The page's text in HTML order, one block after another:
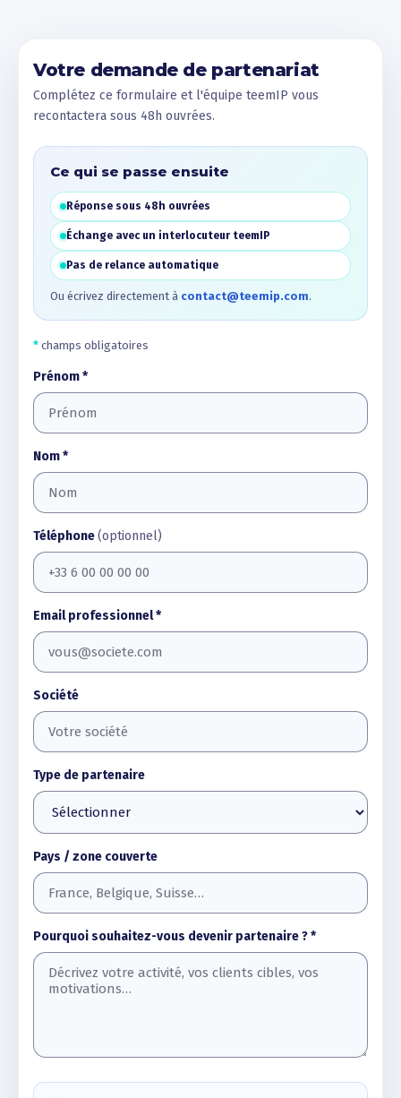
Votre demande de partenariat
Complétez ce formulaire et l'équipe teemIP vous
recontactera sous 48h ouvrées.
Ce qui se passe ensuite
Réponse sous 48h ouvrées
Échange avec un interlocuteur teemIP
Pas de relance automatique
Ou écrivez directement à contact@teemip.com.
* champs obligatoires
Prénom *
Nom *
Téléphone(optionnel)
Email professionnel *
Société
Type de partenaire
Pays / zone couverte
Pourquoi souhaitez-vous devenir partenaire ? *